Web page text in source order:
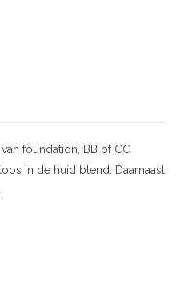
foundation, BB of CC
in de huid blend. Daarnaast